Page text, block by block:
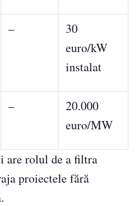
–
30
euro/kW
instalat
–
20.000
euro/MW
are rolul de a filtra
proiectele fără